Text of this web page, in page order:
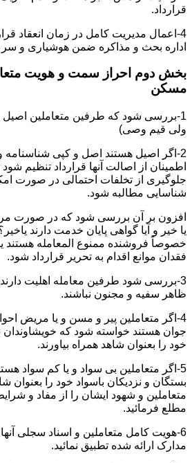
قرارداد.
4-اعمال مدیریت کامل در زمان انعقاد
اداره بحث و مذاکره ضمن هوشیاری و
بخش دوم احراز سمت و هویت
مسکن
1-بررسی شود که طرفین متعاملین اصیل
ولی قیم وصی)
2-اگر اصیل هستند اصل و کپی
اطمینان از اصالت آنها قرارداد تنظیم
جلوگیری از تخلفات احتمالی در صورت
شناسایی مطالبه شود.
افزون بر آن بررسی شود که در صورت
یا خیر و آیا گواهی پایان خدمت دارند
خصوصاً فروشنده ممنوع المعامله هستند
فقدان موانع اقدام به تحریر قرارداد شود.
3-بررسی شود طرفین معامله اهلیت
ظاهر سفیه و مجنون نباشند.
4-اگر متعاملین پیر و مسن و یا مریض
جوان هستند خواسته شود که خویشاوندان
خود را بعنوان شاهد همراه بیاورند.
5-اگر متعاملین بی سواد و یا کم سواد
بستگان و نزدیکان باسواد خود را بعنوان
متعاملین و شهود ایشان را از مفاد و
مطلع فرمائید.
6-هویت کامل متعاملین و اسناد سجلی آنها
مدارک ارائه شده تطبیق نمائید.